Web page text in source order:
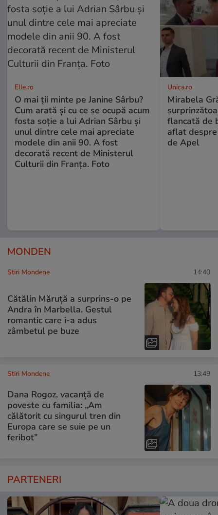
Elle.ro
O mai ții minte pe Janine Sârbu?
Cum arată și cu ce se ocupă acum
fosta soție a lui Adrian Sârbu și
unul dintre cele mai apreciate
modele din anii 90. A fost
decorată recent de Ministerul
Culturii din Franța. Foto
Unica.ro
Mirabela
flancată de
aflat
de Apel
MONDEN
Stiri Mondene 14:40
Cătălin Măruță a surprins-o pe
Andra în Marbella. Gestul
romantic care i-a adus
zâmbetul pe buze
Stiri Mondene 13:49
Dana Rogoz, vacanță de
poveste cu familia: „Am
călătorit cu singurul tren din
Europa care se suie pe un
feribot”
PARTENERI